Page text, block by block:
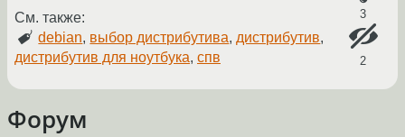
3
2
См. также:
debian, выбор дистрибутива, дистрибутив,
дистрибутив для ноутбука, спв
Форум